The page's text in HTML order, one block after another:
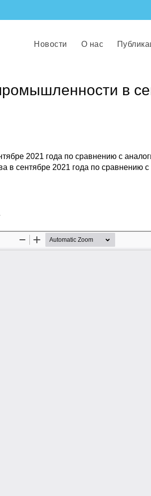
Новости О нас
в
2021 года по сравнению с
в сентябре 2021 года по сравнению